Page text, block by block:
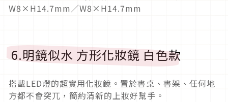
W8×H14.7mm／W8×H14.7mm
6.明鏡似水 方形化妝鏡 白色款
搭載LED燈的超實用化妝鏡。置於書桌、書架、任何地
方都不會突兀，簡約清新的上妝好幫手。